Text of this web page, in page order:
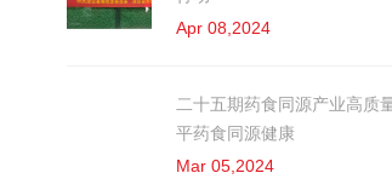
Apr 08,2024
二十五期药食同源产业高质
平药食同源健康
Mar 05,2024